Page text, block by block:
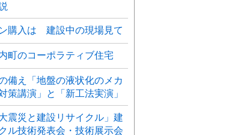
購入は 建設中の現場見て
町のコーポラティブ住宅
備え「地盤の液状化のメカ
策講演」と「新工法実演」
震災と建設リサイクル」建
ル技術発表会・技術展示会